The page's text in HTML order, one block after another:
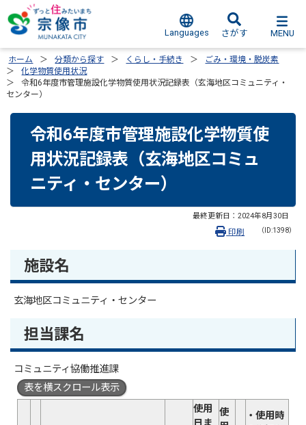
Languages さがす MENU
ホーム 分類から探す くらし・手続き
ごみ・環境・脱炭素
化学物質使用状況
令和6年度市管理施設化学物質使用状況記録表（玄海地区コミュニティ・
センター）
令和6年度市管理施設化学物質使
用状況記録表（玄海地区コミュ
ニティ・センター）
最終更新日： 2024年8月30日
（ID:1398）
印刷
施設名
玄海地区コミュニティ・センター
担当課名
コミュニティ協働推進課
表を横スクロール表示
使用
使
・使用時